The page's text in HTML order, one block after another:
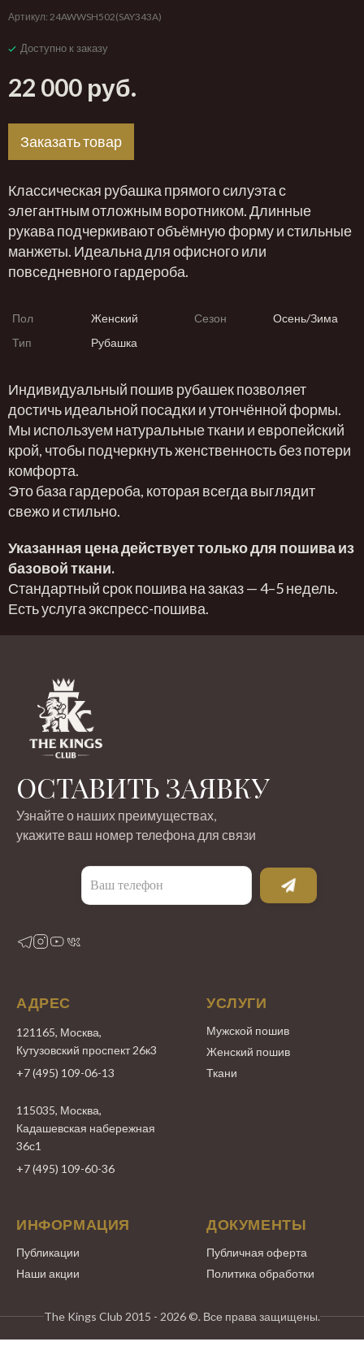
Артикул: 24AWWSH502(SAY343A)
Доступно к заказу
22 000 руб.
Заказать товар
Классическая рубашка прямого силуэта с
элегантным отложным воротником. Длинные
рукава подчеркивают объёмную форму и стильные
манжеты. Идеальна для офисного или
повседневного гардероба.
Пол Женский Сезон
Осень/Зима
Тип
Рубашка
Индивидуальный пошив рубашек позволяет
достичь идеальной посадки и утончённой формы.
Мы используем натуральные ткани и европейский
крой, чтобы подчеркнуть женственность без потери
комфорта.
Это база гардероба, которая всегда выглядит
свежо и стильно.
Указанная цена действует только для пошива из
базовой ткани.
Стандартный срок пошива на заказ — 4–5 недель.
Есть услуга экспресс-пошива.
ОСТАВИТЬ ЗАЯВКУ
Узнайте о наших преимуществах,
укажите ваш номер телефона для связи
АДРЕС
121165, Москва,
Кутузовский проспект 26к3
+7 (495) 109-06-13
115035, Москва,
Кадашевская набережная
36с1
+7 (495) 109-60-36
УСЛУГИ
Мужской пошив
Женский пошив
Ткани
ИНФОРМАЦИЯ
Публикации
Наши акции
ДОКУМЕНТЫ
Публичная оферта
Политика обработки
The Kings Club 2015 - 2026 ©. Все права защищены.